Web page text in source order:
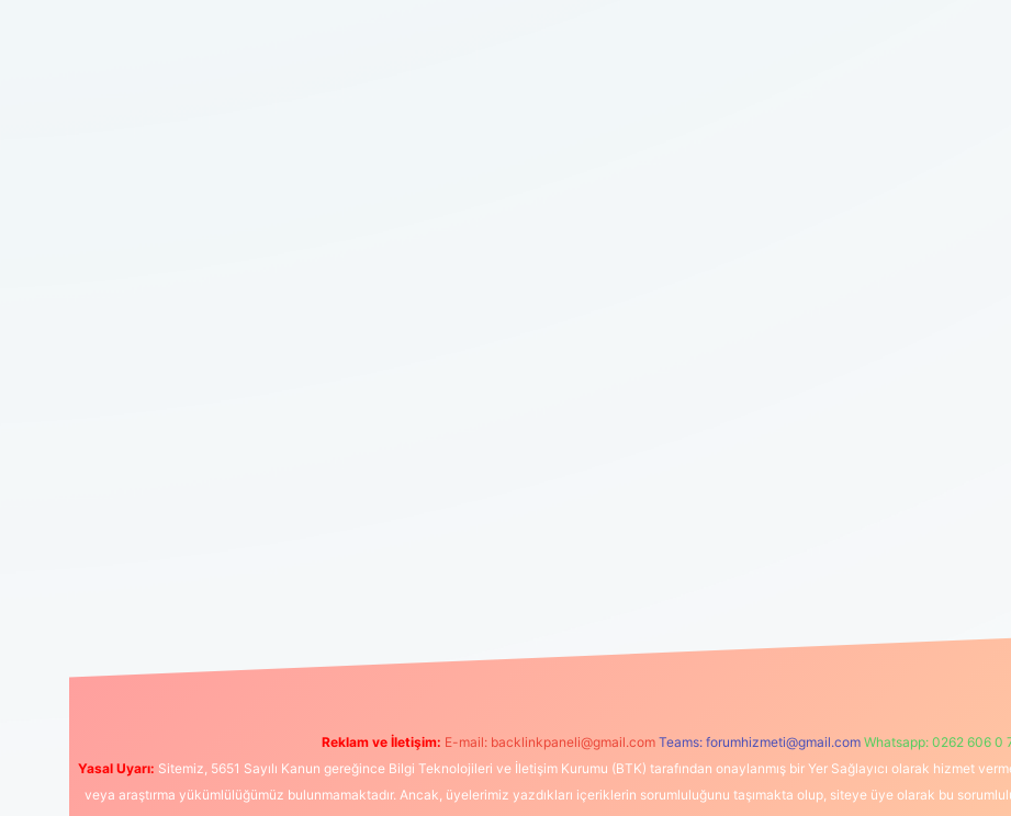
Reklam ve İletişim: E-mail: backlinkpaneli@gmail.com Teams: forumhizmeti@gmail.com Whatsapp: 0262 606 0
Yasal Uyarı: Sitemiz, 5651 Sayılı Kanun gereğince Bilgi Teknolojileri ve İletişim Kurumu (BTK) tarafından onaylanmış bir Yer Sağlayıcı olarak hizmet
veya araştırma yükümlülüğümüz bulunmamaktadır. Ancak, üyelerimiz yazdıkları içeriklerin sorumluluğunu taşımakta olup, siteye üye olarak bu